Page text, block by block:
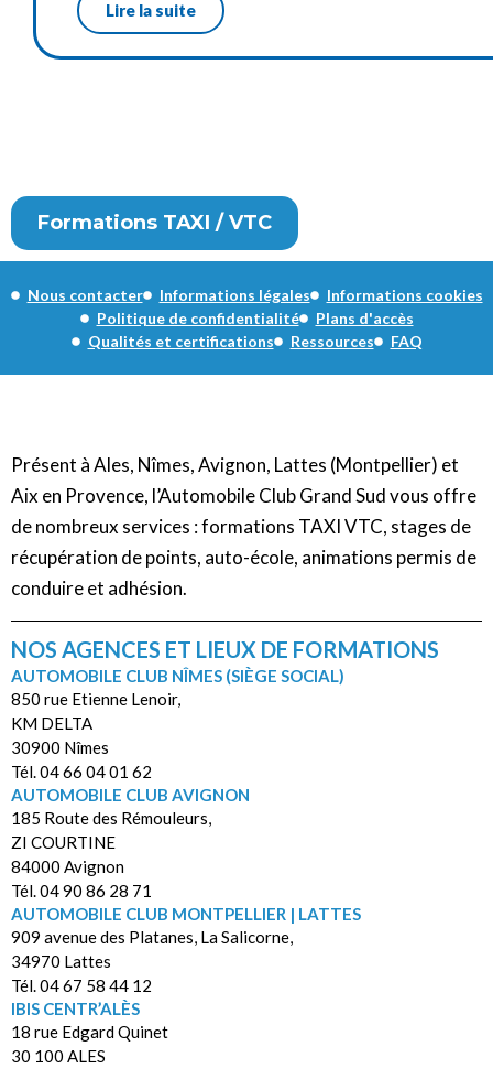
Lire la suite
Formations TAXI / VTC
Nous contacter Informations légales
Informations cookies
Politique de confidentialité
Plans d'accès
Qualités et certifications
Ressources FAQ
Présent à Ales, Nîmes, Avignon, Lattes (Montpellier) et
Aix en Provence, l’Automobile Club Grand Sud vous offre
de nombreux services : formations TAXI VTC, stages de
récupération de points, auto-école, animations permis de
conduire et adhésion.
NOS AGENCES ET LIEUX DE FORMATIONS
AUTOMOBILE CLUB NÎMES (SIÈGE SOCIAL)
850 rue Etienne Lenoir,
KM DELTA
30900 Nîmes
Tél. 04 66 04 01 62
AUTOMOBILE CLUB AVIGNON
185 Route des Rémouleurs,
ZI COURTINE
84000 Avignon
Tél. 04 90 86 28 71
AUTOMOBILE CLUB MONTPELLIER | LATTES
909 avenue des Platanes, La Salicorne,
34970 Lattes
Tél. 04 67 58 44 12
IBIS CENTR’ALÈS
18 rue Edgard Quinet
30 100 ALES